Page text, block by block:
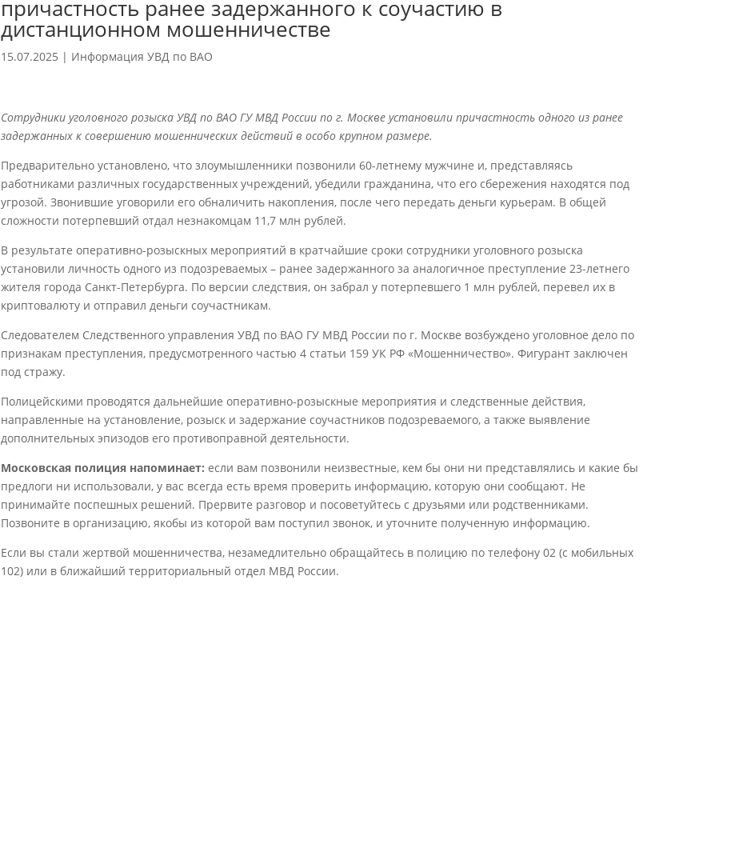
причастность ранее задержанного к соучастию в
дистанционном мошенничестве
15.07.2025 | Информация УВД по ВАО
Сотрудники уголовного розыска УВД по ВАО ГУ МВД России по г. Москве установили причастность одного из ранее
задержанных к совершению мошеннических действий в особо крупном размере.
Предварительно установлено, что злоумышленники позвонили 60-летнему мужчине и, представляясь
работниками различных государственных учреждений, убедили гражданина, что его сбережения находятся под
угрозой. Звонившие уговорили его обналичить накопления, после чего передать деньги курьерам. В общей
сложности потерпевший отдал незнакомцам 11,7 млн рублей.
В результате оперативно-розыскных мероприятий в кратчайшие сроки сотрудники уголовного розыска
установили личность одного из подозреваемых – ранее задержанного за аналогичное преступление 23-летнего
жителя города Санкт-Петербурга. По версии следствия, он забрал у потерпевшего 1 млн рублей, перевел их в
криптовалюту и отправил деньги соучастникам.
Следователем Следственного управления УВД по ВАО ГУ МВД России по г. Москве возбуждено уголовное дело по
признакам преступления, предусмотренного частью 4 статьи 159 УК РФ «Мошенничество». Фигурант заключен
под стражу.
Полицейскими проводятся дальнейшие оперативно-розыскные мероприятия и следственные действия,
направленные на установление, розыск и задержание соучастников подозреваемого, а также выявление
дополнительных эпизодов его противоправной деятельности.
Московская полиция напоминает: если вам позвонили неизвестные, кем бы они ни представлялись и какие бы
предлоги ни использовали, у вас всегда есть время проверить информацию, которую они сообщают. Не
принимайте поспешных решений. Прервите разговор и посоветуйтесь с друзьями или родственниками.
Позвоните в организацию, якобы из которой вам поступил звонок, и уточните полученную информацию.
Если вы стали жертвой мошенничества, незамедлительно обращайтесь в полицию по телефону 02 (с мобильных
102) или в ближайший территориальный отдел МВД России.